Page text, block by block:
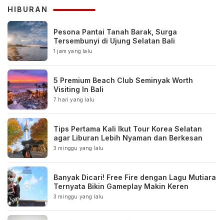
HIBURAN
Pesona Pantai Tanah Barak, Surga
Tersembunyi di Ujung Selatan Bali
1 jam yang lalu
5 Premium Beach Club Seminyak Worth
Visiting In Bali
7 hari yang lalu
Tips Pertama Kali Ikut Tour Korea Selatan
agar Liburan Lebih Nyaman dan Berkesan
3 minggu yang lalu
Banyak Dicari! Free Fire dengan Lagu Mutiara
Ternyata Bikin Gameplay Makin Keren
3 minggu yang lalu